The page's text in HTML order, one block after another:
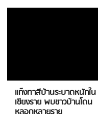
แก๊งทาสีบ้านระบาดหนักใน
เชียงราย พบชาวบ้านโดน
หลอกหลายราย